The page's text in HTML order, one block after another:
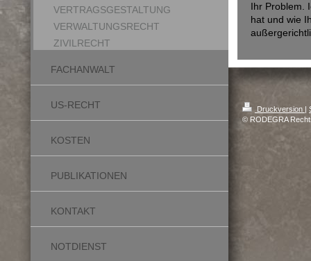
Ihr Problem.
hat und wie
Druckversion |
© RODEGRA
VERTRAGSGESTALTUNG
VERWALTUNGSRECHT
ZIVILRECHT
FACHANWALT
US-RECHT
KOSTEN
PUBLIKATIONEN
KONTAKT
NOTDIENST